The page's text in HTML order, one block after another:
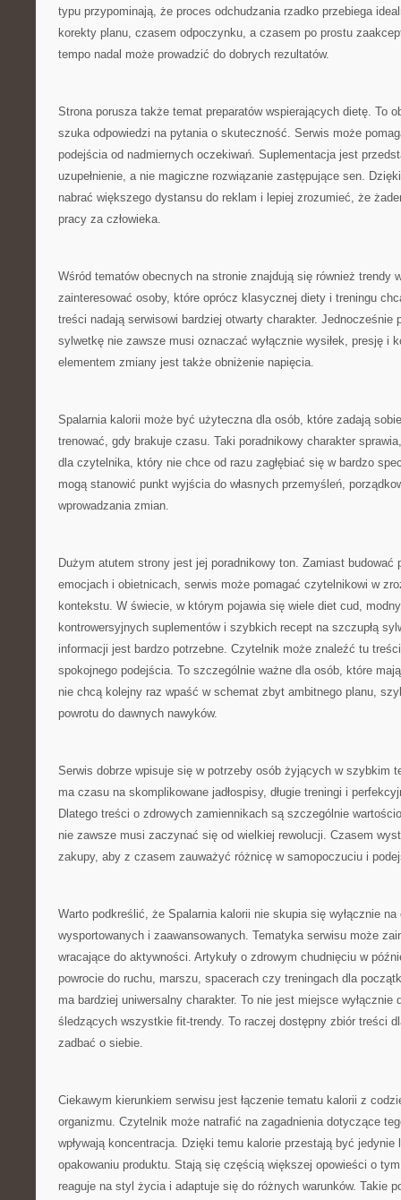
typu przypominają, że proces odchudzania rzadko przebiega
korekty planu, czasem odpoczynku, a czasem po prostu
tempo nadal może prowadzić do dobrych rezultatów.
Strona porusza także temat preparatów wspierających dietę. To
szuka odpowiedzi na pytania o skuteczność. Serwis może
podejścia od nadmiernych oczekiwań. Suplementacja jest
uzupełnienie, a nie magiczne rozwiązanie zastępujące sen.
nabrać większego dystansu do reklam i lepiej zrozumieć, że
pracy za człowieka.
Wśród tematów obecnych na stronie znajdują się również trendy
zainteresować osoby, które oprócz klasycznej diety i treningu
treści nadają serwisowi bardziej otwarty charakter. Jednocześnie
sylwetkę nie zawsze musi oznaczać wyłącznie wysiłek, presję i
elementem zmiany jest także obniżenie napięcia.
Spalarnia kalorii może być użyteczna dla osób, które zadają
trenować, gdy brakuje czasu. Taki poradnikowy charakter
dla czytelnika, który nie chce od razu zagłębiać się w bardzo
mogą stanowić punkt wyjścia do własnych przemyśleń,
wprowadzania zmian.
Dużym atutem strony jest jej poradnikowy ton. Zamiast budować
emocjach i obietnicach, serwis może pomagać czytelnikowi w
kontekstu. W świecie, w którym pojawia się wiele diet cud,
kontrowersyjnych suplementów i szybkich recept na szczupłą
informacji jest bardzo potrzebne. Czytelnik może znaleźć tu
spokojnego podejścia. To szczególnie ważne dla osób, które
nie chcą kolejny raz wpaść w schemat zbyt ambitnego planu,
powrotu do dawnych nawyków.
Serwis dobrze wpisuje się w potrzeby osób żyjących w szybkim
ma czasu na skomplikowane jadłospisy, długie treningi i
Dlatego treści o zdrowych zamiennikach są szczególnie
nie zawsze musi zaczynać się od wielkiej rewolucji. Czasem
zakupy, aby z czasem zauważyć różnicę w samopoczuciu i
Warto podkreślić, że Spalarnia kalorii nie skupia się wyłącznie na
wysportowanych i zaawansowanych. Tematyka serwisu może
wracające do aktywności. Artykuły o zdrowym chudnięciu w
powrocie do ruchu, marszu, spacerach czy treningach dla
ma bardziej uniwersalny charakter. To nie jest miejsce wyłącznie
śledzących wszystkie fit-trendy. To raczej dostępny zbiór treści
zadbać o siebie.
Ciekawym kierunkiem serwisu jest łączenie tematu kalorii z
organizmu. Czytelnik może natrafić na zagadnienia dotyczące
wpływają koncentracja. Dzięki temu kalorie przestają być jedynie
opakowaniu produktu. Stają się częścią większej opowieści o
reaguje na styl życia i adaptuje się do różnych warunków. Takie